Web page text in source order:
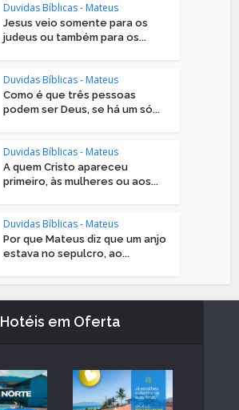
Duvidas Bíblicas - Mateus
Jesus veio somente para os
judeus ou também para os...
Duvidas Bíblicas - Mateus
Como é que três pessoas
podem ser Deus, se há um só...
Duvidas Bíblicas - Mateus
A quem Cristo apareceu
primeiro, às mulheres ou aos...
Duvidas Bíblicas - Mateus
Por que Mateus diz que um anjo
estava no sepulcro, ao...
Hotéis em Oferta